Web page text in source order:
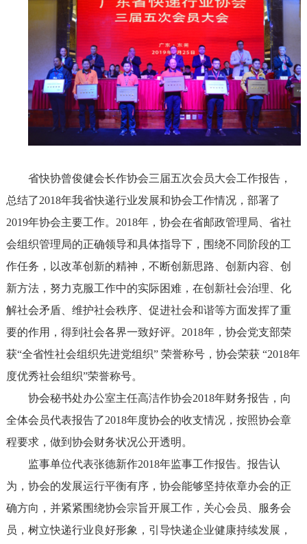
省快协曾俊健会长作协会三届五次会员大会工作报告，
总结了2018年我省快递行业发展和协会工作情况，部署了
2019年协会主要工作。2018年，协会在省邮政管理局、省社
会组织管理局的正确领导和具体指导下，围绕不同阶段的工
作任务，以改革创新的精神，不断创新思路、创新内容、创
新方法，努力克服工作中的实际困难，在创新社会治理、化
解社会矛盾、维护社会秩序、促进社会和谐等方面发挥了重
要的作用，得到社会各界一致好评。2018年，协会党支部荣
获“全省性社会组织先进党组织” 荣誉称号，协会荣获 “2018年
度优秀社会组织”荣誉称号。
协会秘书处办公室主任高洁作协会2018年财务报告，向
全体会员代表报告了2018年度协会的收支情况，按照协会章
程要求，做到协会财务状况公开透明。
监事单位代表张德新作2018年监事工作报告。报告认
为，协会的发展运行平衡有序，协会能够坚持依章办会的正
确方向，并紧紧围绕协会宗旨开展工作，关心会员、服务会
员，树立快递行业良好形象，引导快递企业健康持续发展，